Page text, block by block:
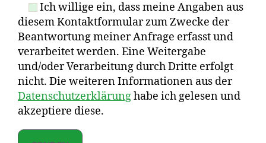
Ich willige ein, dass meine Angaben aus
diesem Kontaktformular zum Zwecke der
Beantwortung meiner Anfrage erfasst und
verarbeitet werden. Eine Weitergabe
und/oder Verarbeitung durch Dritte erfolgt
nicht. Die weiteren Informationen aus der
Datenschutzerklärunghabe ich gelesen und
akzeptiere diese.